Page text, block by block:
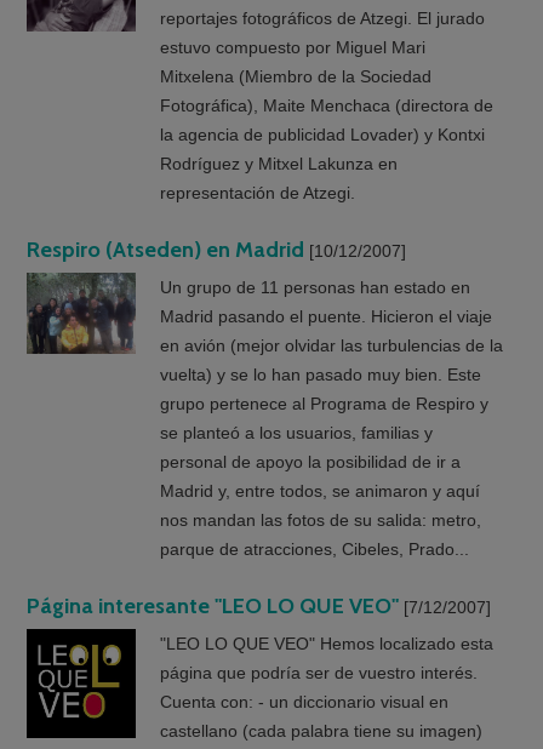
reportajes fotográficos de Atzegi. El jurado
estuvo compuesto por Miguel Mari
Mitxelena (Miembro de la Sociedad
Fotográfica), Maite Menchaca (directora de
la agencia de publicidad Lovader) y Kontxi
Rodríguez y Mitxel Lakunza en
representación de Atzegi.
Respiro (Atseden) en Madrid [10/12/2007]
Un grupo de 11 personas han estado en
Madrid pasando el puente. Hicieron el viaje
en avión (mejor olvidar las turbulencias de la
vuelta) y se lo han pasado muy bien. Este
grupo pertenece al Programa de Respiro y
se planteó a los usuarios, familias y
personal de apoyo la posibilidad de ir a
Madrid y, entre todos, se animaron y aquí
nos mandan las fotos de su salida: metro,
parque de atracciones, Cibeles, Prado...
Página interesante "LEO LO QUE VEO" [7/12/2007]
"LEO LO QUE VEO" Hemos localizado esta
página que podría ser de vuestro interés.
Cuenta con: - un diccionario visual en
castellano (cada palabra tiene su imagen)